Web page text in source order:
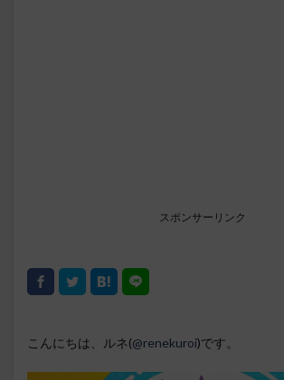
スポンサーリンク
こんにちは、ルネ(@renekuroi)です。